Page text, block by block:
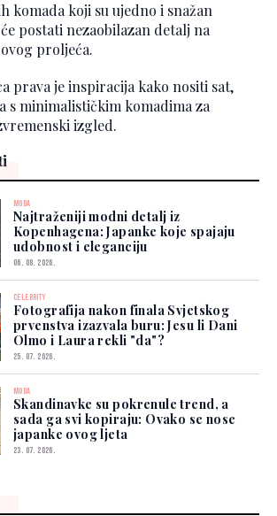
komada koji su ujedno i snažan
postati nezaobilazan detalj na
proljeća.
prava je inspiracija kako nositi sat,
s minimalističkim komadima za
izgled.
MODA
Najtraženiji modni detalj iz
Kopenhagena: Japanke koje spajaju
udobnost i eleganciju
06. 08. 2026.
CELEBRITY
Fotografija nakon finala Svjetskog
prvenstva izazvala buru: Jesu li Dani
Olmo i Laura rekli "da"?
25. 07. 2026.
MODA
Skandinavke su pokrenule trend, a
sada ga svi kopiraju: Ovako se nose
japanke ovog ljeta
23. 07. 2026.